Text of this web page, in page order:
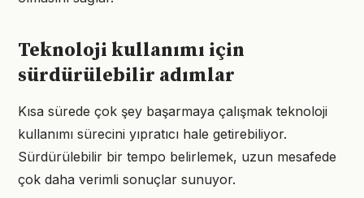
Teknoloji kullanımı için
sürdürülebilir adımlar
Kısa sürede çok şey başarmaya çalışmak teknoloji
kullanımı sürecini yıpratıcı hale getirebiliyor.
Sürdürülebilir bir tempo belirlemek, uzun mesafede
çok daha verimli sonuçlar sunuyor.